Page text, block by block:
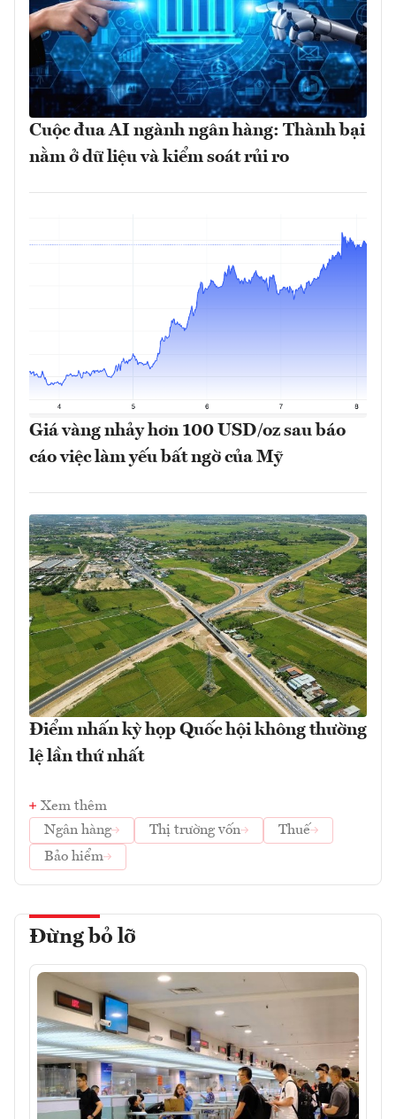
Cuộc đua AI ngành ngân hàng: Thành bại
nằm ở dữ liệu và kiểm soát rủi ro
Giá vàng nhảy hơn 100 USD/oz sau báo
cáo việc làm yếu bất ngờ của Mỹ
Điểm nhấn kỳ họp Quốc hội không thường
lệ lần thứ nhất
Xem thêm
Ngân hàng
Thị trường vốn
Thuế
Bảo hiểm
Đừng bỏ lỡ